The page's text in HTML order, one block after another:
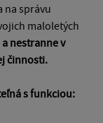
na správu
maloletých
nestranne v
činnosti.
s funkciou: